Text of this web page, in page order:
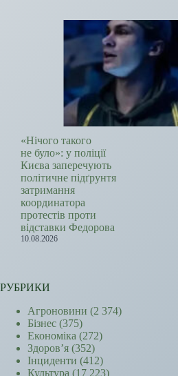
«Нічого такого
не було»: у поліції
Києва заперечують
політичне підґрунтя
затримання
координатора
протестів проти
відставки Федорова
10.08.2026
РУБРИКИ
Агроновини (2 374)
Бізнес (375)
Економіка (272)
Здоров’я (352)
Інциденти (412)
Культура (17 223)